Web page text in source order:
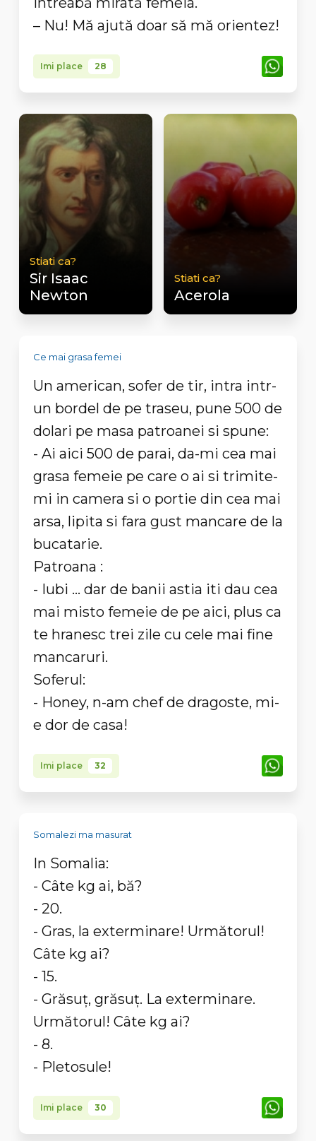
– Nu! Mă ajută doar să mă orientez!
Imi place 28
Stiati ca?
Sir Isaac
Newton
Stiati ca?
Acerola
Ce mai grasa femei
Un american, sofer de tir, intra intr-
un bordel de pe traseu, pune 500 de
dolari pe masa patroanei si spune:
- Ai aici 500 de parai, da-mi cea mai
grasa femeie pe care o ai si trimite-
mi in camera si o portie din cea mai
arsa, lipita si fara gust mancare de la
bucatarie.
Patroana :
- Iubi ... dar de banii astia iti dau cea
mai misto femeie de pe aici, plus ca
te hranesc trei zile cu cele mai fine
mancaruri.
Soferul:
- Honey, n-am chef de dragoste, mi-
e dor de casa!
Imi place 32
Somalezi ma masurat
In Somalia:
- Câte kg ai, bă?
- 20.
- Gras, la exterminare! Următorul!
Câte kg ai?
- 15.
- Grăsuţ, grăsuţ. La exterminare.
Următorul! Câte kg ai?
- 8.
- Pletosule!
Imi place 30